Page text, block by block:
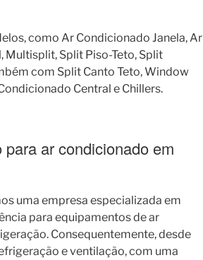
como Ar Condicionado Janela, Ar
Multisplit, Split Piso-Teto, Split
com Split Canto Teto, Window
Central e Chillers.
ar condicionado em
uma empresa especializada em
para equipamentos de ar
Consequentemente, desde
e ventilação, com uma